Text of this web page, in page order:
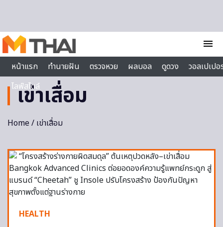
menu
หน้าแรก
ทำนายฝัน ตรวจหวย ผลบอล ดูดวง
วอลเปเป
ไลฟ์สไตล์
เข่าเสื่อม
Home/ เข่าเสื่อม
HEALTH